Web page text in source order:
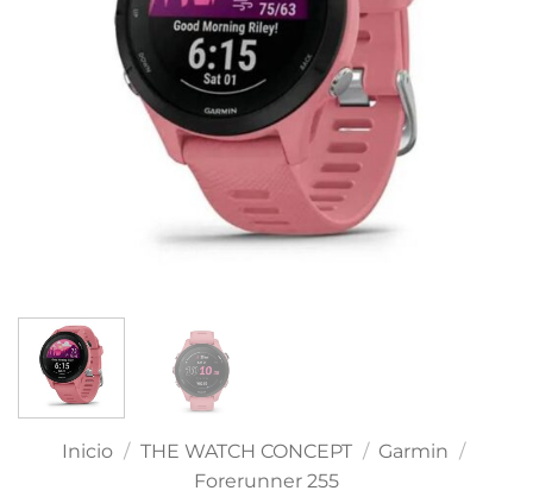
Inicio / THE WATCH CONCEPT / Garmin /
Forerunner 255